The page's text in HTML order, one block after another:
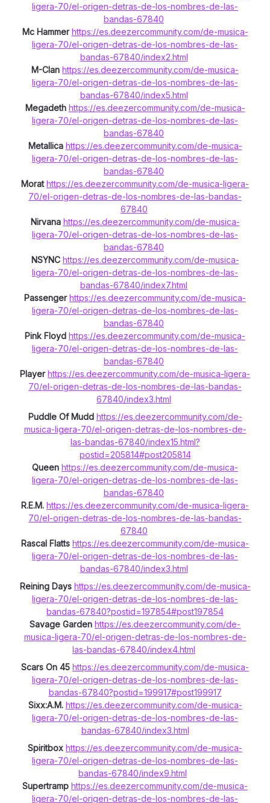
ligera-70/el-origen-detras-de-los-nombres-de-las-
bandas-67840
Mc Hammer https://es.deezercommunity.com/de-musica-
ligera-70/el-origen-detras-de-los-nombres-de-las-
bandas-67840/index2.html
M-Clan https://es.deezercommunity.com/de-musica-
ligera-70/el-origen-detras-de-los-nombres-de-las-
bandas-67840/index5.html
Megadeth https://es.deezercommunity.com/de-musica-
ligera-70/el-origen-detras-de-los-nombres-de-las-
bandas-67840
Metallica https://es.deezercommunity.com/de-musica-
ligera-70/el-origen-detras-de-los-nombres-de-las-
bandas-67840
Morat https://es.deezercommunity.com/de-musica-ligera-
70/el-origen-detras-de-los-nombres-de-las-bandas-
67840
Nirvana https://es.deezercommunity.com/de-musica-
ligera-70/el-origen-detras-de-los-nombres-de-las-
bandas-67840
NSYNC https://es.deezercommunity.com/de-musica-
ligera-70/el-origen-detras-de-los-nombres-de-las-
bandas-67840/index7.html
Passenger https://es.deezercommunity.com/de-musica-
ligera-70/el-origen-detras-de-los-nombres-de-las-
bandas-67840
Pink Floyd https://es.deezercommunity.com/de-musica-
ligera-70/el-origen-detras-de-los-nombres-de-las-
bandas-67840
Player https://es.deezercommunity.com/de-musica-ligera-
70/el-origen-detras-de-los-nombres-de-las-bandas-
67840/index3.html
Puddle Of Mudd https://es.deezercommunity.com/de-
musica-ligera-70/el-origen-detras-de-los-nombres-de-
las-bandas-67840/index15.html?
postid=205814#post205814
Queen https://es.deezercommunity.com/de-musica-
ligera-70/el-origen-detras-de-los-nombres-de-las-
bandas-67840
R.E.M. https://es.deezercommunity.com/de-musica-ligera-
70/el-origen-detras-de-los-nombres-de-las-bandas-
67840
Rascal Flatts https://es.deezercommunity.com/de-musica-
ligera-70/el-origen-detras-de-los-nombres-de-las-
bandas-67840/index3.html
Reining Days https://es.deezercommunity.com/de-musica-
ligera-70/el-origen-detras-de-los-nombres-de-las-
bandas-67840?postid=197854#post197854
Savage Garden https://es.deezercommunity.com/de-
musica-ligera-70/el-origen-detras-de-los-nombres-de-
las-bandas-67840/index4.html
Scars On 45 https://es.deezercommunity.com/de-musica-
ligera-70/el-origen-detras-de-los-nombres-de-las-
bandas-67840?postid=199917#post199917
Sixx:A.M. https://es.deezercommunity.com/de-musica-
ligera-70/el-origen-detras-de-los-nombres-de-las-
bandas-67840/index3.html
Spiritbox https://es.deezercommunity.com/de-musica-
ligera-70/el-origen-detras-de-los-nombres-de-las-
bandas-67840/index9.html
Supertramp https://es.deezercommunity.com/de-musica-
ligera-70/el-origen-detras-de-los-nombres-de-las-